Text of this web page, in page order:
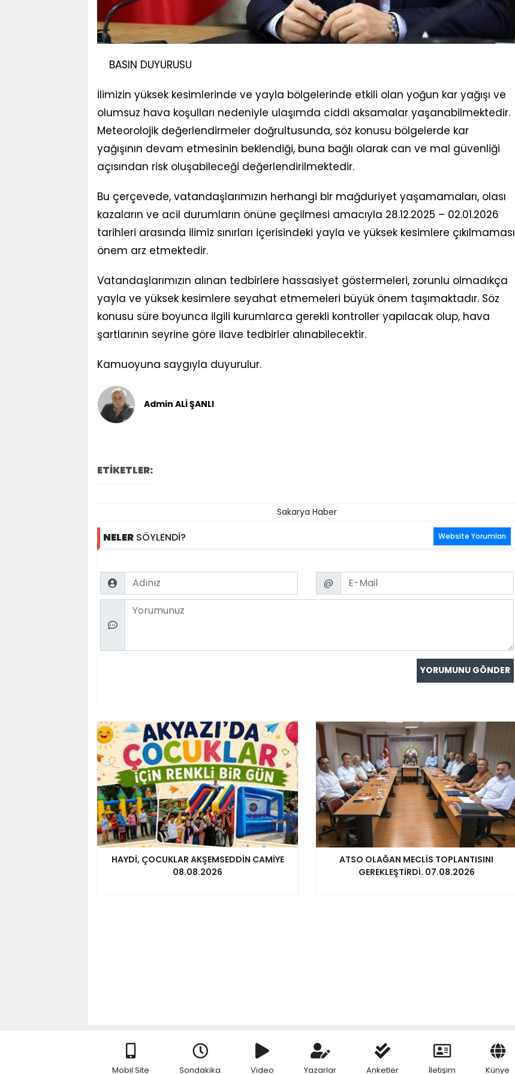
BASIN DUYURUSU
İlimizin yüksek kesimlerinde ve yayla bölgelerinde etkili olan yoğun kar yağışı ve
olumsuz hava koşulları nedeniyle ulaşımda ciddi aksamalar yaşanabilmektedir.
Meteorolojik değerlendirmeler doğrultusunda, söz konusu bölgelerde kar
yağışının devam etmesinin beklendiği, buna bağlı olarak can ve mal güvenliği
açısından risk oluşabileceği değerlendirilmektedir.
Bu çerçevede, vatandaşlarımızın herhangi bir mağduriyet yaşamamaları, olası
kazaların ve acil durumların önüne geçilmesi amacıyla 28.12.2025 – 02.01.2026
tarihleri arasında ilimiz sınırları içerisindeki yayla ve yüksek kesimlere çıkılmaması
önem arz etmektedir.
Vatandaşlarımızın alınan tedbirlere hassasiyet göstermeleri, zorunlu olmadıkça
yayla ve yüksek kesimlere seyahat etmemeleri büyük önem taşımaktadır. Söz
konusu süre boyunca ilgili kurumlarca gerekli kontroller yapılacak olup, hava
şartlarının seyrine göre ilave tedbirler alınabilecektir.
Kamuoyuna saygıyla duyurulur.
Admin ALİ ŞANLI
ETİKETLER:
Sakarya Haber
NELER SÖYLENDİ? Website Yorumları
Name Email
@
Comment
HAYDİ, ÇOCUKLAR AKŞEMSEDDİN CAMİYE
08.08.2026
ATSO OLAĞAN MECLİS TOPLANTISINI
GEREKLEŞTİRDİ. 07.08.2026
Mobil Site Sondakika Video Yazarlar Anketler İletişim Künye